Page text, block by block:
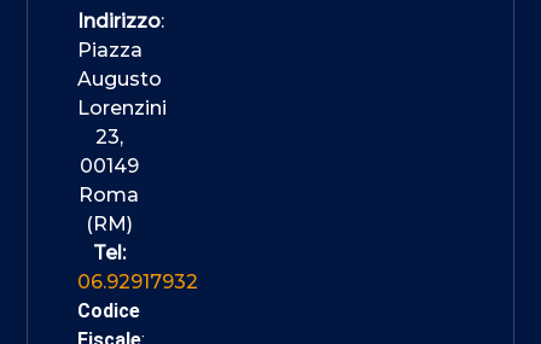
Indirizzo:
Piazza
Augusto
Lorenzini
23,
00149
Roma
(RM)
Tel:
06.92917932
Codice